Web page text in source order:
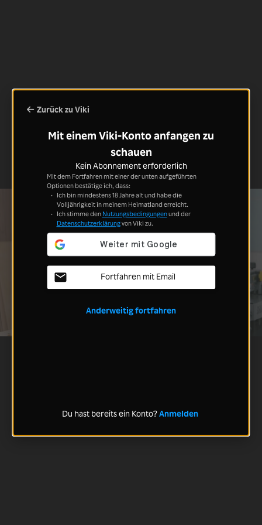
Zurück zu Viki
Mit einem Viki-Konto anfangen zu
schauen
Kein Abonnement erforderlich
Mit dem Fortfahren mit einer der unten aufgeführten
Optionen bestätige ich, dass:
Ich bin mindestens 18 Jahre alt und habe die
Volljährigkeit in meinem Heimatland erreicht.
Ich stimme den Nutzungsbedingungenund der
Datenschutzerklärungvon Viki zu.
Fortfahren mit Email
Anderweitig fortfahren
Du hast bereits ein Konto?Anmelden